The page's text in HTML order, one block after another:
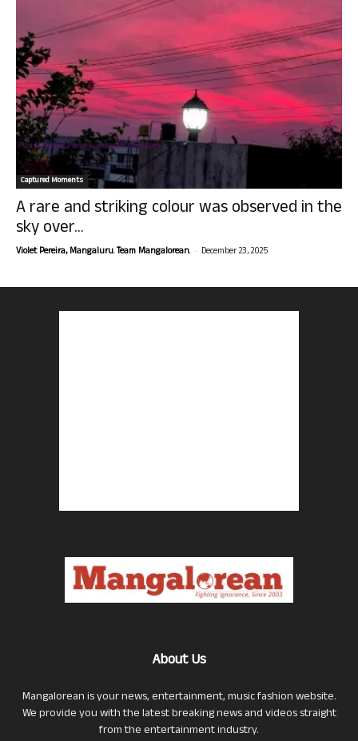
Captured Moments
A rare and striking colour was observed in the
sky over...
Violet Pereira, Mangaluru. Team Mangalorean. - December 23, 2025
About Us
Mangalorean is your news, entertainment, music fashion website.
We provide you with the latest breaking news and videos straight
from the entertainment industry.